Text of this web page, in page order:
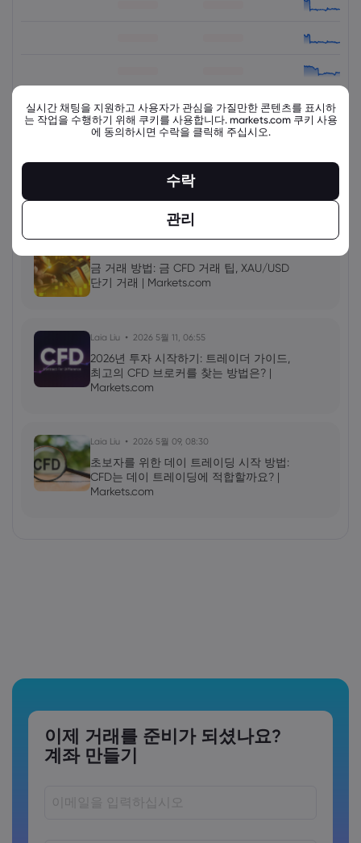
view_all_instruments
최신 교육 자료 더 보기
금 거래 방법: 금 CFD 거래 팁, XAU/USD
단기 거래 | Markets.com
Laia Liu 2026 5월 11, 06:55
2026년 투자 시작하기: 트레이더 가이드,
최고의 CFD 브로커를 찾는 방법은? |
Markets.com
Laia Liu 2026 5월 09, 08:30
초보자를 위한 데이 트레이딩 시작 방법:
CFD는 데이 트레이딩에 적합할까요? |
Markets.com
이제 거래를 준비가 되셨나요?
계좌 만들기
실시간 채팅을 지원하고 사용자가 관심을 가질만한 콘텐츠를 표시하
는 작업을 수행하기 위해 쿠키를 사용합니다. markets.com 쿠키 사용
에 동의하시면 수락을 클릭해 주십시오.
수락
관리